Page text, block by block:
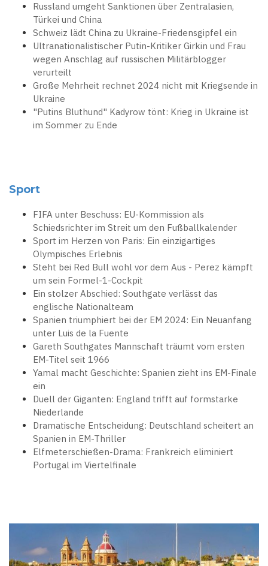
Russland umgeht Sanktionen über Zentralasien,
Türkei und China
Schweiz lädt China zu Ukraine-Friedensgipfel ein
Ultranationalistischer Putin-Kritiker Girkin und Frau
wegen Anschlag auf russischen Militärblogger
verurteilt
Große Mehrheit rechnet 2024 nicht mit Kriegsende in
Ukraine
"Putins Bluthund" Kadyrow tönt: Krieg in Ukraine ist
im Sommer zu Ende
Sport
FIFA unter Beschuss: EU-Kommission als
Schiedsrichter im Streit um den Fußballkalender
Sport im Herzen von Paris: Ein einzigartiges
Olympisches Erlebnis
Steht bei Red Bull wohl vor dem Aus - Perez kämpft
um sein Formel-1-Cockpit
Ein stolzer Abschied: Southgate verlässt das
englische Nationalteam
Spanien triumphiert bei der EM 2024: Ein Neuanfang
unter Luis de la Fuente
Gareth Southgates Mannschaft träumt vom ersten
EM-Titel seit 1966
Yamal macht Geschichte: Spanien zieht ins EM-Finale
ein
Duell der Giganten: England trifft auf formstarke
Niederlande
Dramatische Entscheidung: Deutschland scheitert an
Spanien in EM-Thriller
Elfmeterschießen-Drama: Frankreich eliminiert
Portugal im Viertelfinale